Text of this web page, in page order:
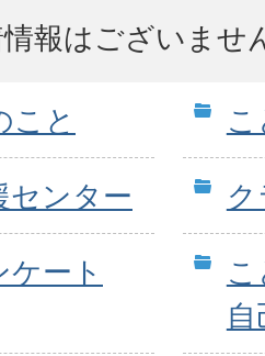
報はございませ
こと
センター
ート